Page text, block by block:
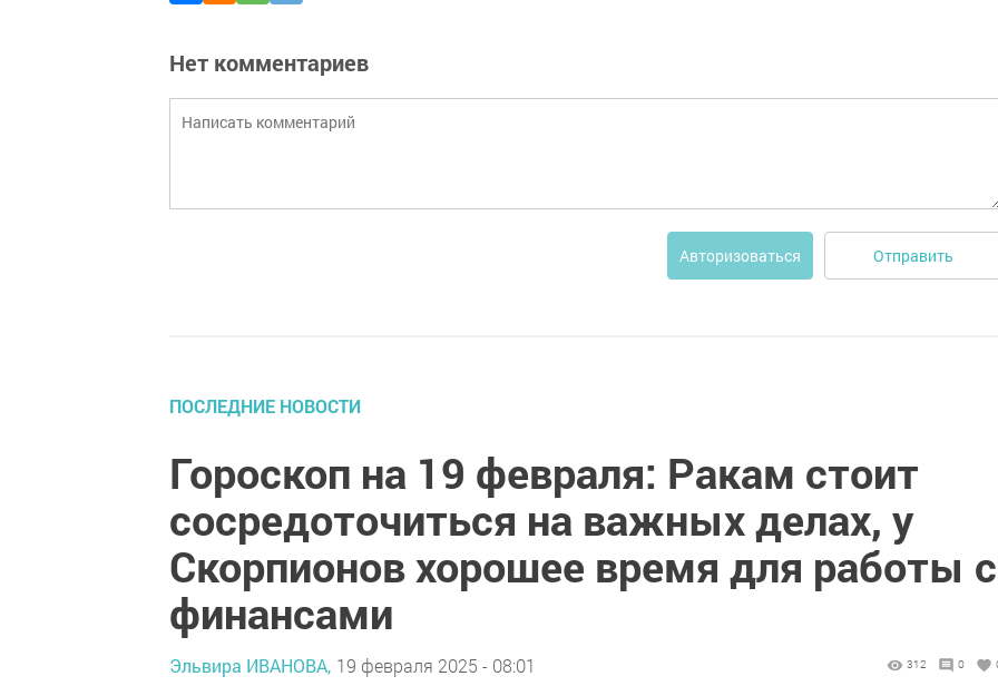
Нет комментариев
Авторизоваться Отправить
ПОСЛЕДНИЕ НОВОСТИ
Гороскоп на 19 февраля: Ракам стоит
сосредоточиться на важных делах, у
Скорпионов хорошее время для работы с
финансами
Эльвира ИВАНОВА, 19 февраля 2025 - 08:01 312 0